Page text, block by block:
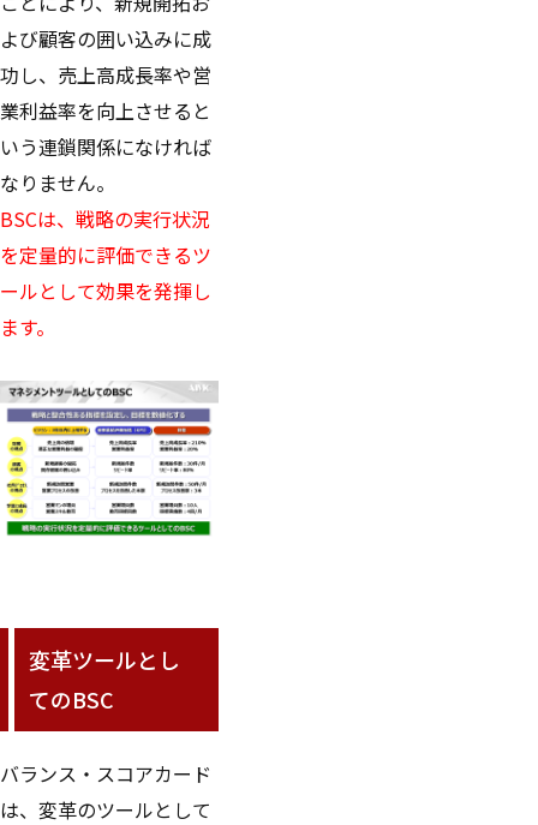
よび顧客の囲い込みに成
功し、売上高成長率や営
業利益率を向上させると
いう連鎖関係になければ
なりません。
BSCは、戦略の実行状況
を定量的に評価できるツ
ールとして効果を発揮し
ます。
変革ツールとし
てのBSC
バランス・スコアカード
は、変革のツールとして